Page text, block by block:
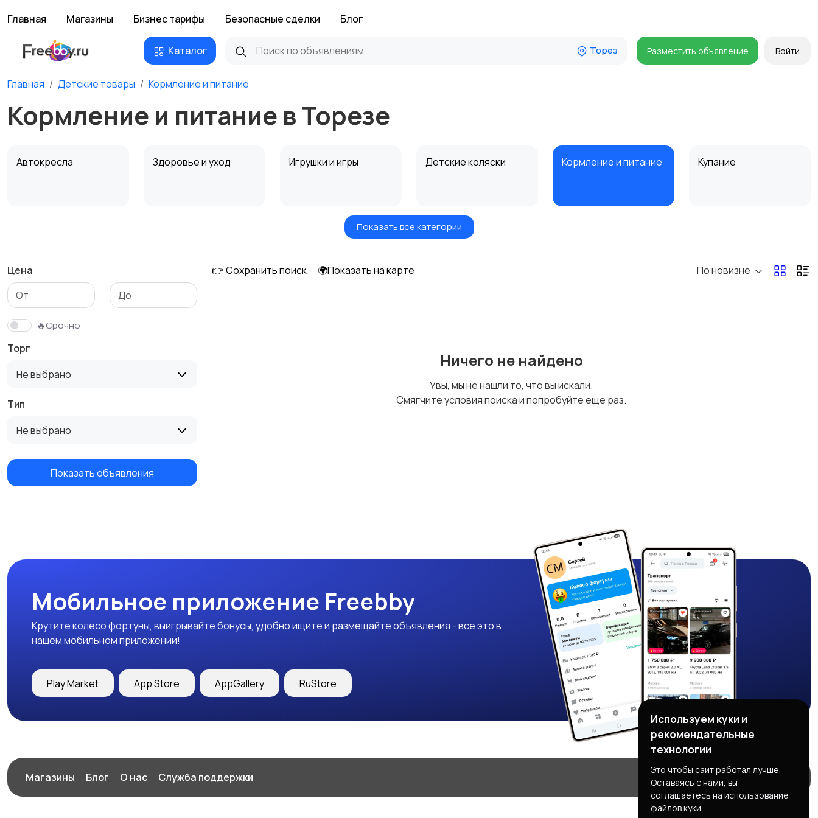
Главная Магазины Бизнес тарифы Безопасные сделки Блог
Каталог Торез Разместить объявление Войти
Главная Детские товары Кормление и питание
Кормление и питание в Торезе
Автокресла Здоровье и уход Игрушки и игры Детские коляски Кормление и питание Купание
Радио- и видеоняни Товары для мам
Детская одежда Детская обувь
Показать все категории
Цена
🔥Срочно
Торг
Не выбрано
Тип
Не выбрано
Показать объявления
👉 Сохранить поиск 🌍Показать на карте По новизне
Ничего не найдено
Увы, мы не нашли то, что вы искали.
Смягчите условия поиска и попробуйте еще раз.
Мобильное приложение Freebby
Крутите колесо фортуны, выигрывайте бонусы, удобно ищите и размещайте объявления - все это в
нашем мобильном приложении!
Play Market App Store AppGallery RuStore
Магазины Блог О нас Служба поддержки
Используем куки и
рекомендательные
технологии
Это чтобы сайт работал лучше.
Оставаясь с нами, вы
соглашаетесь на использование
файлов куки.